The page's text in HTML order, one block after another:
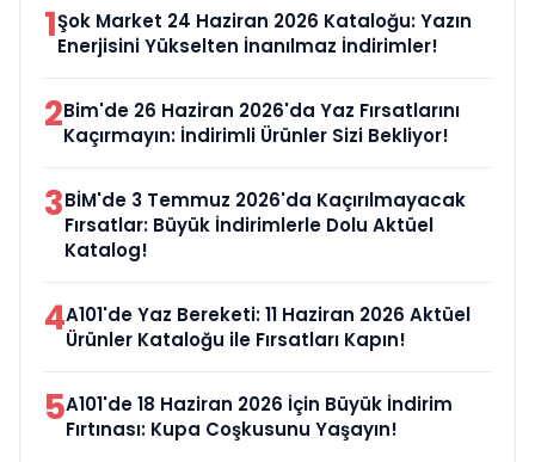
1Şok Market 24 Haziran 2026 Kataloğu: Yazın
Enerjisini Yükselten İnanılmaz İndirimler!
2Bim'de 26 Haziran 2026'da Yaz Fırsatlarını
Kaçırmayın: İndirimli Ürünler Sizi Bekliyor!
3BİM'de 3 Temmuz 2026'da Kaçırılmayacak
Fırsatlar: Büyük İndirimlerle Dolu Aktüel
Katalog!
4A101'de Yaz Bereketi: 11 Haziran 2026 Aktüel
Ürünler Kataloğu ile Fırsatları Kapın!
5A101'de 18 Haziran 2026 İçin Büyük İndirim
Fırtınası: Kupa Coşkusunu Yaşayın!